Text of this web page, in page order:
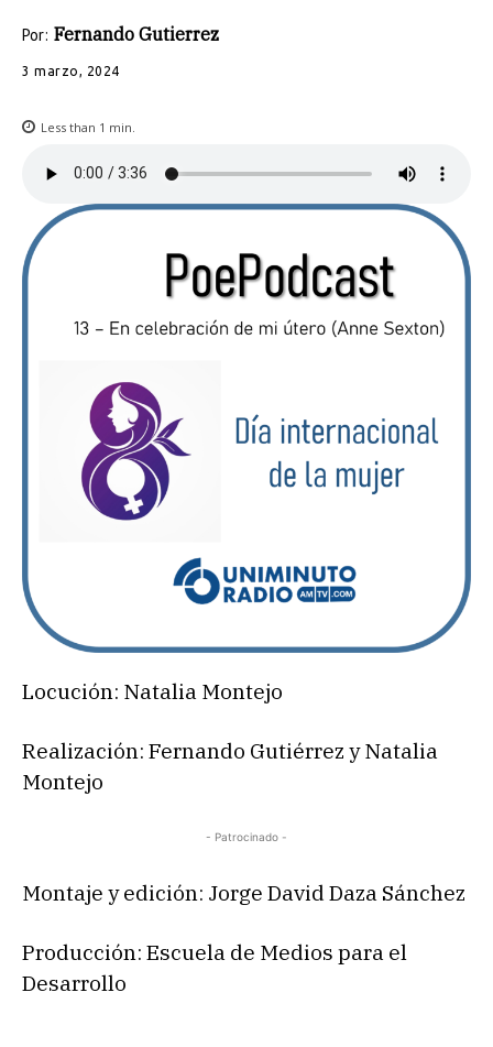
Por: Fernando Gutierrez
3 marzo, 2024
Less than 1 min.
Locución: Natalia Montejo
Realización: Fernando Gutiérrez y Natalia
Montejo
- Patrocinado -
Montaje y edición: Jorge David Daza Sánchez
Producción: Escuela de Medios para el
Desarrollo